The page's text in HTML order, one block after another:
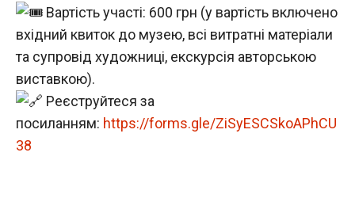
Вартість участі: 600 грн (у вартість включено
вхідний квиток до музею, всі витратні матеріали
та супровід художниці, екскурсія авторською
виставкою).
Реєструйтеся за
посиланням: https://forms.gle/ZiSyESCSkoAPhCU
38